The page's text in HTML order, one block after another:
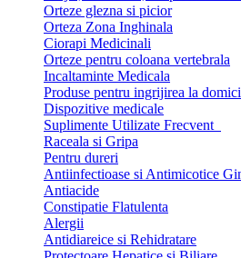
Orteze glezna si picior
Orteza Zona Inghinala
Ciorapi Medicinali
Orteze pentru coloana vertebrala
Incaltaminte Medicala
Produse pentru ingrijirea la
Dispozitive medicale
Suplimente Utilizate Frecvent
Raceala si Gripa
Pentru dureri
Antiinfectioase si Antimicotice
Antiacide
Constipatie Flatulenta
Alergii
Antidiareice si Rehidratare